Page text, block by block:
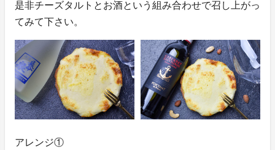
是非チーズタルトとお酒という組み合わせで召し上がっ
てみて下さい。
アレンジ①